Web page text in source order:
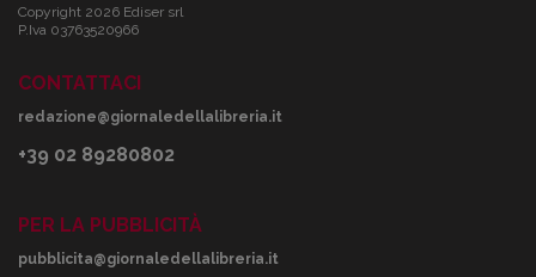
Copyright 2026 Ediser srl
P.Iva 03763520966
CONTATTACI
redazione@giornaledellalibreria.it
+39 02 89280802
PER LA PUBBLICITÀ
pubblicita@giornaledellalibreria.it